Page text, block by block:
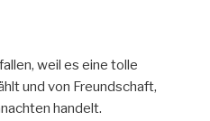
weil es eine tolle
und von Freundschaft,
handelt.